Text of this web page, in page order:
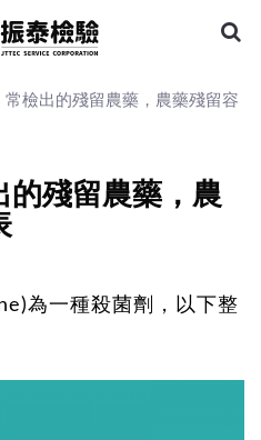
常檢出的殘留農藥，農藥殘留容
的殘留農藥，農
為一種殺菌劑，以下整